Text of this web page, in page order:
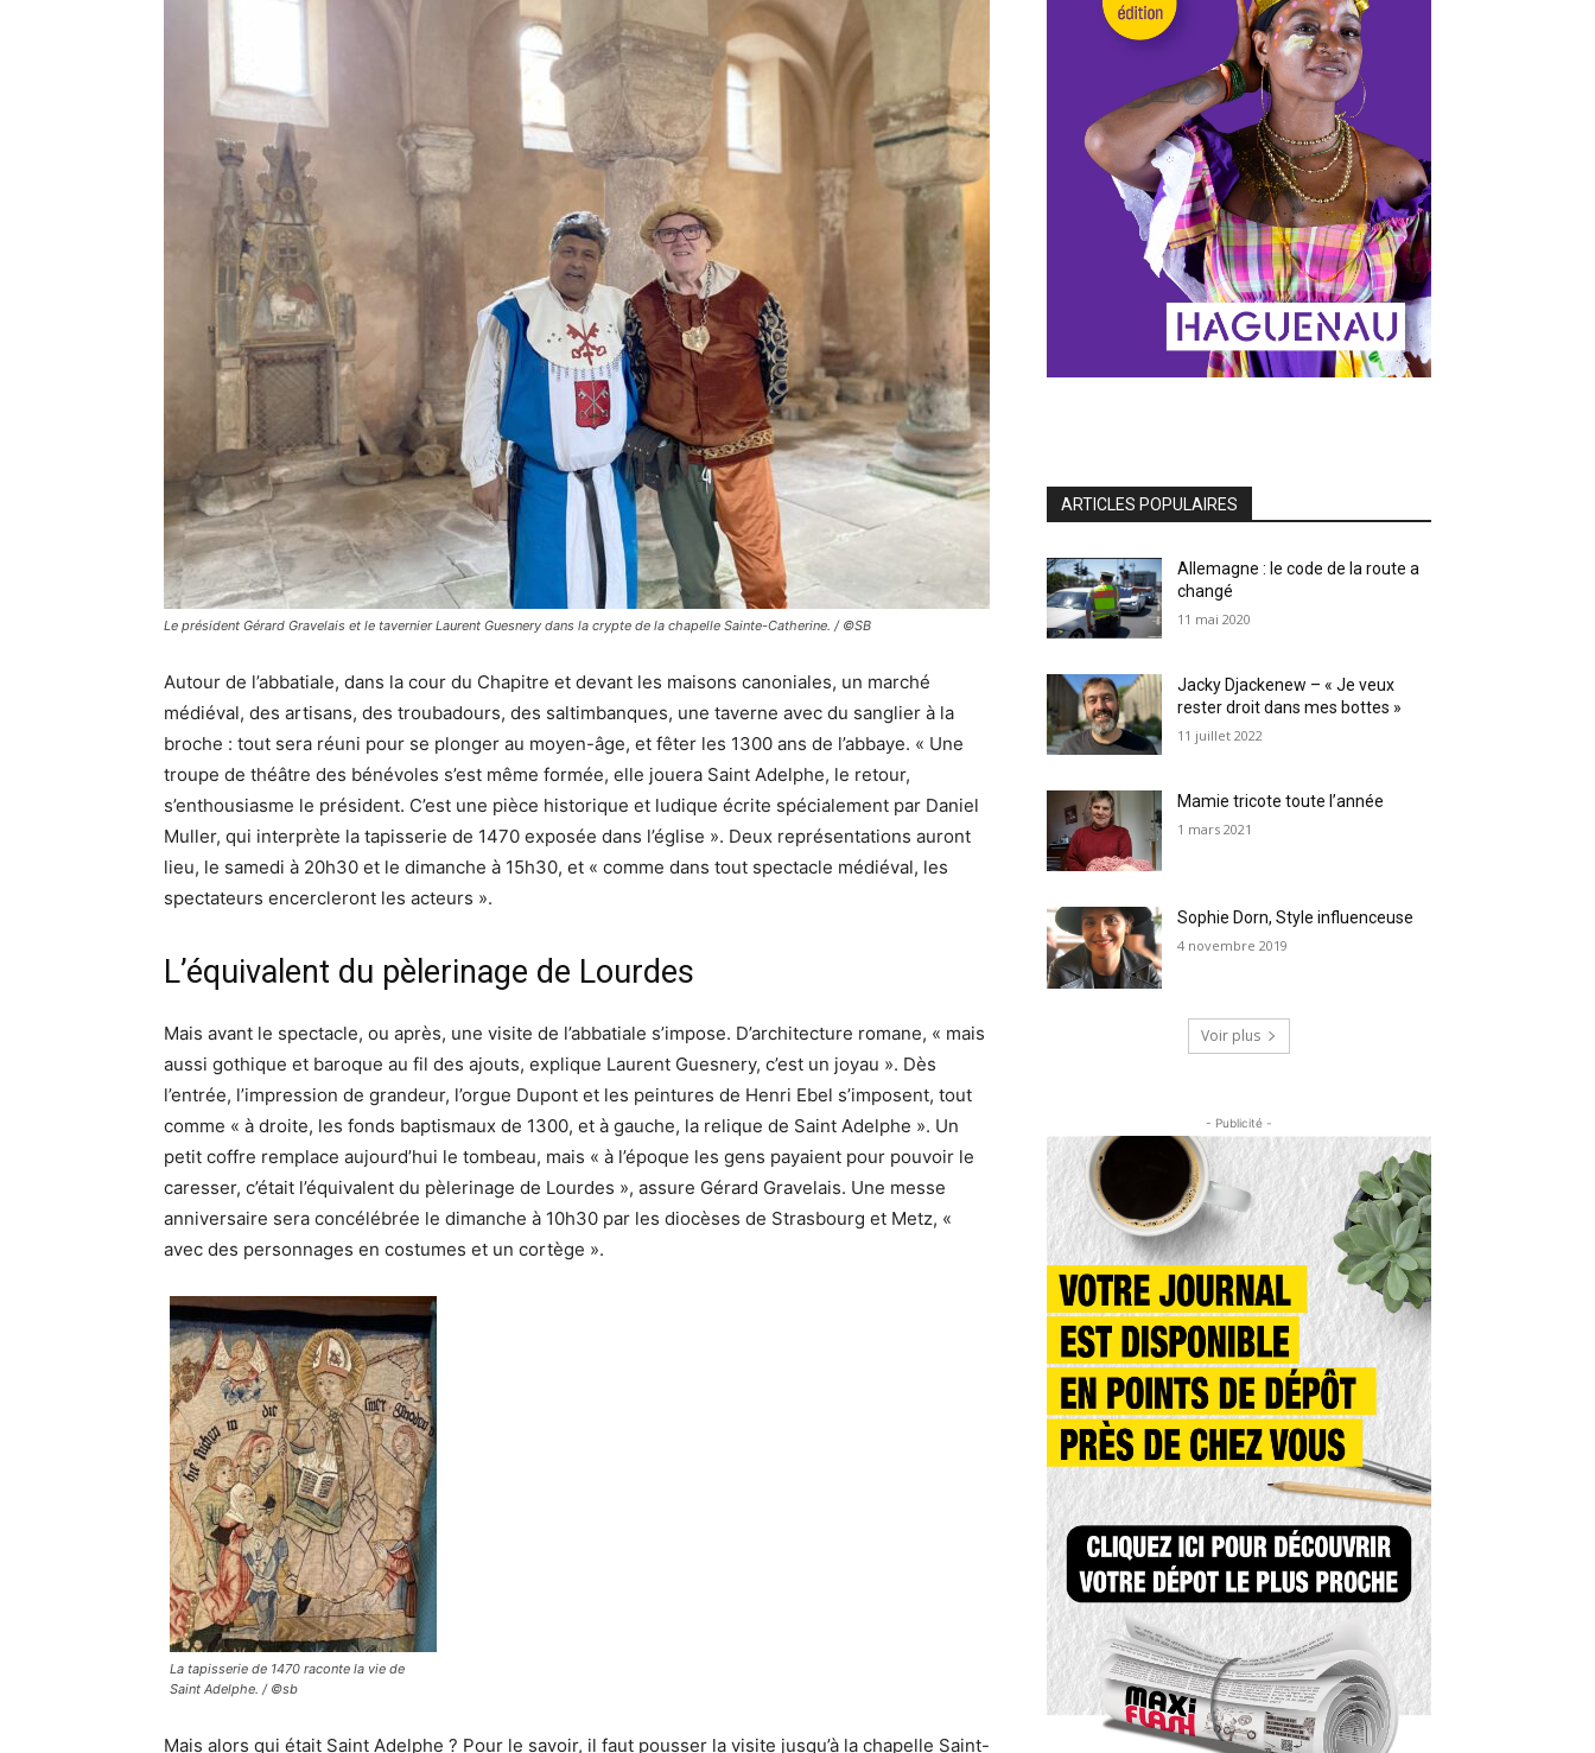
Le président Gérard Gravelais et le tavernier Laurent Guesnery dans la crypte de la chapelle Sainte-Catherine. / ©SB
Autour de l’abbatiale, dans la cour du Chapitre et devant les maisons canoniales, un marché
médiéval, des artisans, des troubadours, des saltimbanques, une taverne avec du sanglier à la
broche : tout sera réuni pour se plonger au moyen-âge, et fêter les 1300 ans de l’abbaye. « Une
troupe de théâtre des bénévoles s’est même formée, elle jouera Saint Adelphe, le retour,
s’enthousiasme le président. C’est une pièce historique et ludique écrite spécialement par Daniel
Muller, qui interprète la tapisserie de 1470 exposée dans l’église ». Deux représentations auront
lieu, le samedi à 20h30 et le dimanche à 15h30, et « comme dans tout spectacle médiéval, les
spectateurs encercleront les acteurs ».
L’équivalent du pèlerinage de Lourdes
Mais avant le spectacle, ou après, une visite de l’abbatiale s’impose. D’architecture romane, « mais
aussi gothique et baroque au fil des ajouts, explique Laurent Guesnery, c’est un joyau ». Dès
l’entrée, l’impression de grandeur, l’orgue Dupont et les peintures de Henri Ebel s’imposent, tout
comme « à droite, les fonds baptismaux de 1300, et à gauche, la relique de Saint Adelphe ». Un
petit coffre remplace aujourd’hui le tombeau, mais « à l’époque les gens payaient pour pouvoir le
caresser, c’était l’équivalent du pèlerinage de Lourdes », assure Gérard Gravelais. Une messe
anniversaire sera concélébrée le dimanche à 10h30 par les diocèses de Strasbourg et Metz, «
avec des personnages en costumes et un cortège ».
La tapisserie de 1470 raconte la vie de
Saint Adelphe. / ©sb
Mais alors qui était Saint Adelphe ? Pour le savoir, il faut pousser la visite jusqu’à la chapelle Saint-
ARTICLES POPULAIRES
Allemagne : le code de la route a
changé
11 mai 2020
Jacky Djackenew – « Je veux
rester droit dans mes bottes »
11 juillet 2022
Mamie tricote toute l’année
1 mars 2021
Sophie Dorn, Style influenceuse
4 novembre 2019
Voir plus
- Publicité -